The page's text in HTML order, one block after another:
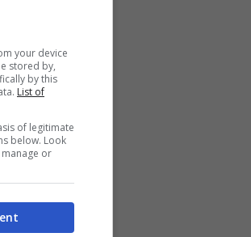
da
suoi
your device
stored by,
by this
List of
of legitimate
below. Look
or